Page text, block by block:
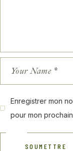
Enregistrer mon
pour mon
SOUMETTRE